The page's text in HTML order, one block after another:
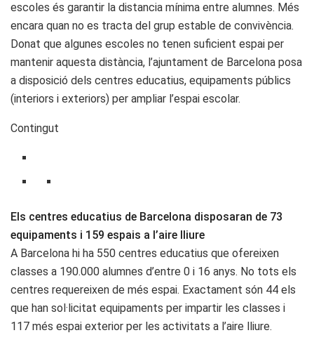
escoles és garantir la distancia mínima entre alumnes. Més
encara quan no es tracta del grup estable de convivència.
Donat que algunes escoles no tenen suficient espai per
mantenir aquesta distància, l’ajuntament de Barcelona posa
a disposició dels centres educatius, equipaments públics
(interiors i exteriors) per ampliar l’espai escolar.
Contingut
Els centres educatius de Barcelona disposaran de 73
equipaments i 159 espais a l’aire lliure
A Barcelona hi ha 550 centres educatius que ofereixen
classes a 190.000 alumnes d’entre 0 i 16 anys. No tots els
centres requereixen de més espai. Exactament són 44 els
que han sol·licitat equipaments per impartir les classes i
117 més espai exterior per les activitats a l’aire lliure.